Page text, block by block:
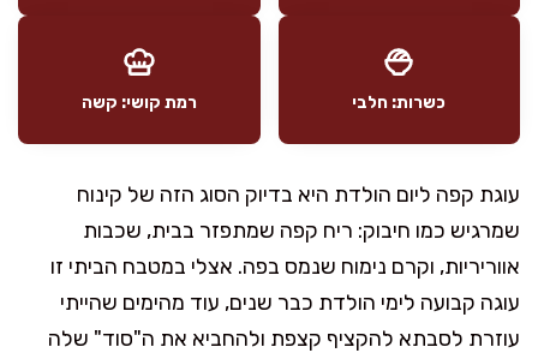
כשרות: חלבי רמת קושי: קשה
עוגת קפה ליום הולדת היא בדיוק הסוג הזה של קינוח
שמרגיש כמו חיבוק: ריח קפה שמתפזר בבית, שכבות
אווריריות, וקרם נימוח שנמס בפה. אצלי במטבח הביתי זו
עוגה קבועה לימי הולדת כבר שנים, עוד מהימים שהייתי
עוזרת לסבתא להקציף קצפת ולהחביא את ה"סוד" שלה